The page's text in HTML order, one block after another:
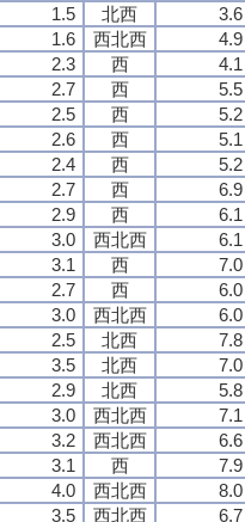
1.5 北西 3.6
1.6 西北西 4.9
2.3 西 4.1
2.7 西 5.5
2.5 西 5.2
2.6 西 5.1
2.4 西 5.2
2.7 西 6.9
2.9 西 6.1
3.0 西北西 6.1
3.1 西 7.0
2.7 西 6.0
3.0 西北西 6.0
2.5 北西 7.8
3.5 北西 7.0
2.9 北西 5.8
3.0 西北西 7.1
3.2 西北西 6.6
3.1 西 7.9
4.0 西北西 8.0
3.5 西北西 6.7